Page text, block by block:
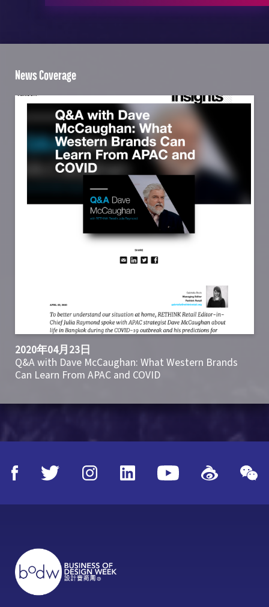
News Coverage
2020年04月23日
Q&A with Dave McCaughan: What Western Brands
Can Learn From APAC and COVID